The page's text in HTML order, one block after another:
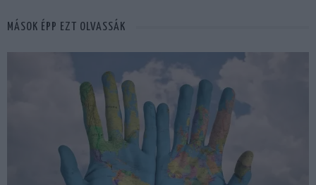
MÁSOK ÉPP EZT OLVASSÁK